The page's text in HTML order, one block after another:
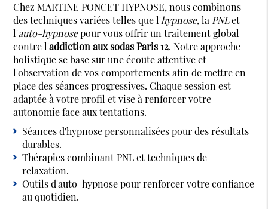
Chez MARTINE PONCET HYPNOSE, nous combinons
des techniques variées telles que l'hypnose, la PNLet
l'auto-hypnosepour vous offrir un traitement global
contre l'addiction aux sodas Paris 12. Notre approche
holistique se base sur une écoute attentive et
l'observation de vos comportements afin de mettre en
place des séances progressives. Chaque session est
adaptée à votre profil et vise à renforcer votre
autonomie face aux tentations.
Séances d'hypnose personnalisées pour des résultats
durables.
Thérapies combinant PNL et techniques de
relaxation.
Outils d'auto-hypnose pour renforcer votre confiance
au quotidien.